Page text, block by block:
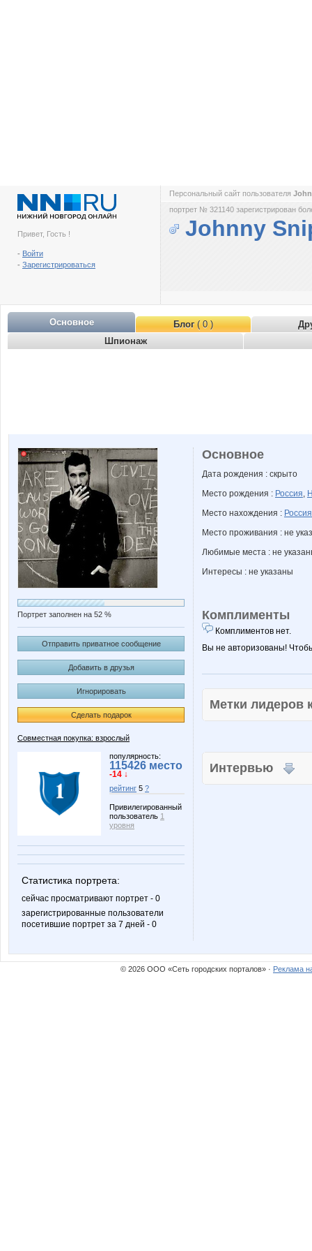
Привет, Гость !
- Войти
- Зарегистрироваться
Персональный сайт пользователя
портрет № 321140 зарегистрирован
Johnny
Основное Блог( 0 )
Шпионаж
Портрет заполнен на 52 %
Отправить приватное сообщение
Добавить в друзья
Игнорировать
Сделать подарок
Совместная покупка: взрослый
популярность:
115426 место
-14 ↓
рейтинг 5 ?
Привилегированный
пользователь 1
уровня
Статистика портрета:
сейчас просматривают портрет - 0
зарегистрированные пользователи
посетившие портрет за 7 дней - 0
Основное
Дата рождения : скрыто
Место рождения : Россия,
Место нахождения : Россия
Место проживания : не
Любимые места : не
Интересы : не указаны
Комплименты
Комплиментов нет.
Вы не авторизованы!
Метки
Интервью
© 2026 ООО «Сеть городских порталов» · Реклама